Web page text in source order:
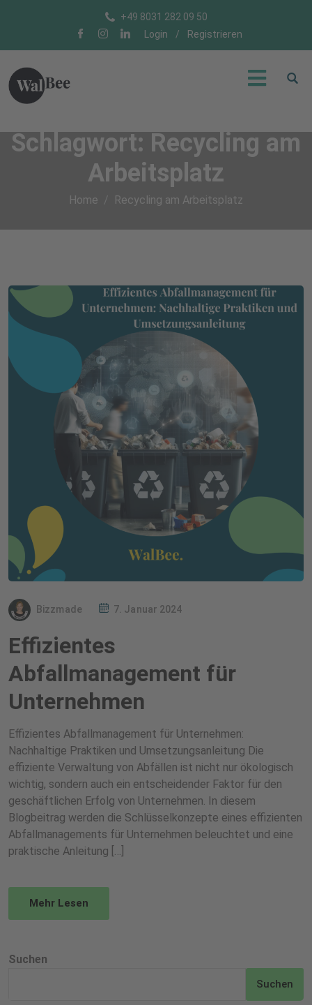
+49 8031 282 09 50
Login
/ Registrieren
Schlagwort: Recycling am
Arbeitsplatz
Home Recycling am Arbeitsplatz
Bizzmade 7. Januar 2024
Effizientes
Abfallmanagement für
Unternehmen
Effizientes Abfallmanagement für Unternehmen:
Nachhaltige Praktiken und Umsetzungsanleitung Die
effiziente Verwaltung von Abfällen ist nicht nur ökologisch
wichtig, sondern auch ein entscheidender Faktor für den
geschäftlichen Erfolg von Unternehmen. In diesem
Blogbeitrag werden die Schlüsselkonzepte eines effizienten
Abfallmanagements für Unternehmen beleuchtet und eine
praktische Anleitung […]
Mehr Lesen
Suchen
Suchen